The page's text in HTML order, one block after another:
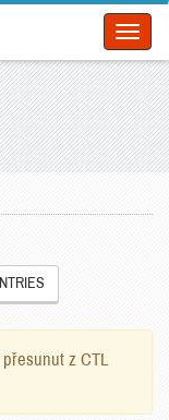
z CTL